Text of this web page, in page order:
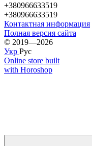
+380966633519
+380966633519
Контактная информация
Полная версия сайта
© 2019—2026
Укр Рус
Online store built
with Horoshop